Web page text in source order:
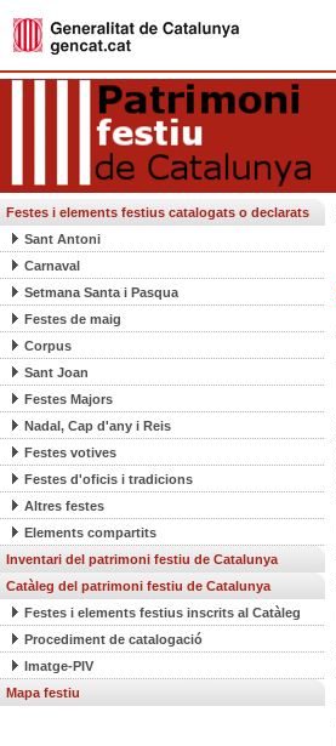
Festes i elements festius catalogats o declarats
Sant Antoni
Carnaval
Setmana Santa i Pasqua
Festes de maig
Corpus
Sant Joan
Festes Majors
Nadal, Cap d'any i Reis
Festes votives
Festes d'oficis i tradicions
Altres festes
Elements compartits
Inventari del patrimoni festiu de Catalunya
Catàleg del patrimoni festiu de Catalunya
Festes i elements festius inscrits al Catàleg
Procediment de catalogació
Imatge-PIV
Mapa festiu